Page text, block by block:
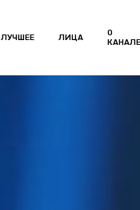
ЛУЧШЕЕ ЛИЦА
О
КАНАЛЕ